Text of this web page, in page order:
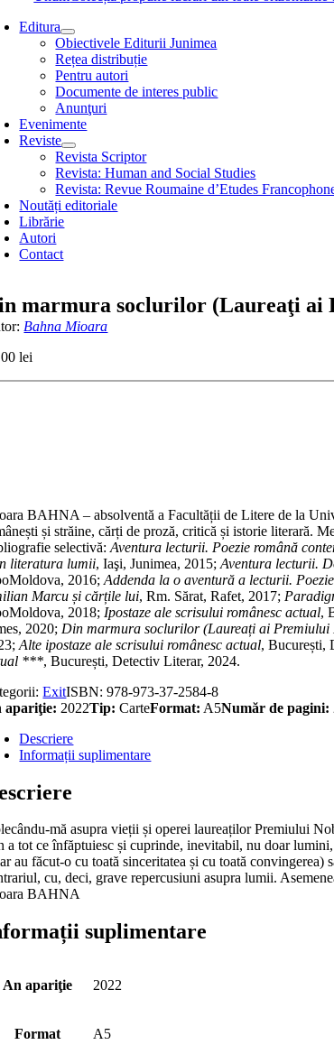
Editura
Obiectivele Editurii Junimea
Rețea distribuție
Pentru autori
Documente de interes public
Anunţuri
Evenimente
Reviste
Revista Scriptor
Revista: Human and Social Studies
Revista: Revue Roumaine d’Etudes
Noutăți editoriale
Librărie
Autori
Contact
marmura soclurilor (Laureaţi ai
Bahna Mioara
lei
BAHNA – absolventă a Facultății de Litere de la
și străine, cărți de proză, critică și istorie lite­rară.
selectivă:Aventura lecturii. Poezie româ­nă
literatura lumii, Iaşi, Junimea, 2015;Aventura lecturii.
2016;Addenda la o aventură a lecturii.
Marcu și cărțile lui, Rm. Sărat, Rafet, 2017;
2018; Ipostaze ale scrisului româ­nesc actual,
2020; Din marmura soclurilor (Laureați ai
Alte ipostaze ale scrisului ro­mâ­nesc actual, București,
***, București, Detectiv Literar, 2024.
ExitISBN:978-973-37-2584-8
apariţie: 2022Tip: CarteFormat: A5Număr de pagini:
Descriere
Informații suplimentare
mă asupra vieții și operei laureaților Premiului
a tot ce înfăp­tu­iesc și cuprinde, inevitabil, nu doar
au făcut-o cu toată sinceritatea și cu toată
cu, deci, grave repercusiuni asupra lumii.
BAHNA
suplimentare
An apariţie 2022
Format A5